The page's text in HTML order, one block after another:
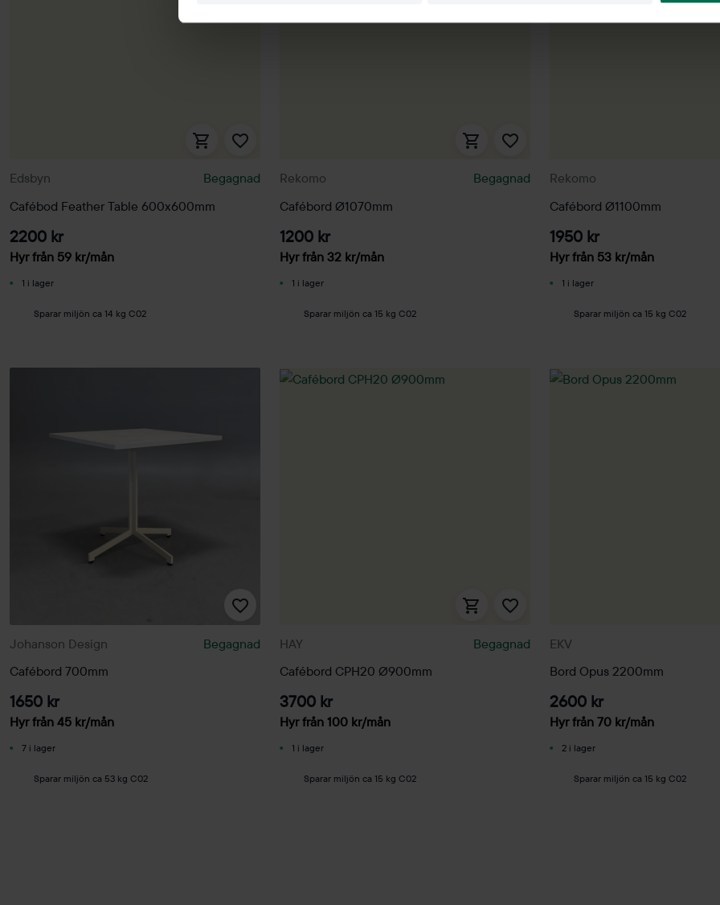
Edsbyn
Begagnad
Cafébod Feather Table 600x600mm
2200 kr
Hyr från 59 kr/mån
1 i lager
Sparar miljön ca 14 kg C02
Rekomo
Begagnad
Cafébord Ø1070mm
1200 kr
Hyr från 32 kr/mån
1 i lager
Sparar miljön ca 15 kg C02
Rekomo
Cafébord Ø1100mm
1950 kr
Hyr från 53 kr/mån
1 i lager
Sparar miljön ca 15 kg C02
Johanson Design
Begagnad
Cafébord 700mm
1650 kr
Hyr från 45 kr/mån
7 i lager
Sparar miljön ca 53 kg C02
HAY
Begagnad
Cafébord CPH20 Ø900mm
3700 kr
Hyr från 100 kr/mån
1 i lager
Sparar miljön ca 15 kg C02
EKV
Bord Opus 2200mm
2600 kr
Hyr från 70 kr/mån
2 i lager
Sparar miljön ca 15 kg C02